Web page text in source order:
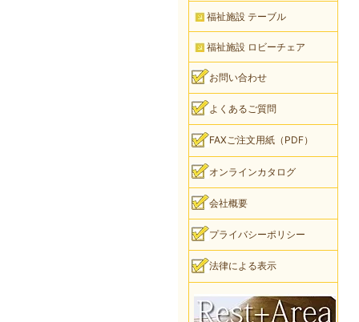
福祉施設 テーブル
福祉施設 ロビーチェア
お問い合わせ
よくあるご質問
FAXご注文用紙（PDF）
オンラインカタログ
会社概要
プライバシーポリシー
法律による表示